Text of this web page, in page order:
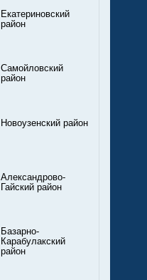
Екатериновский
район
Самойловский
район
Новоузенский район
Александрово-
Гайский район
Базарно-
Карабулакский
район